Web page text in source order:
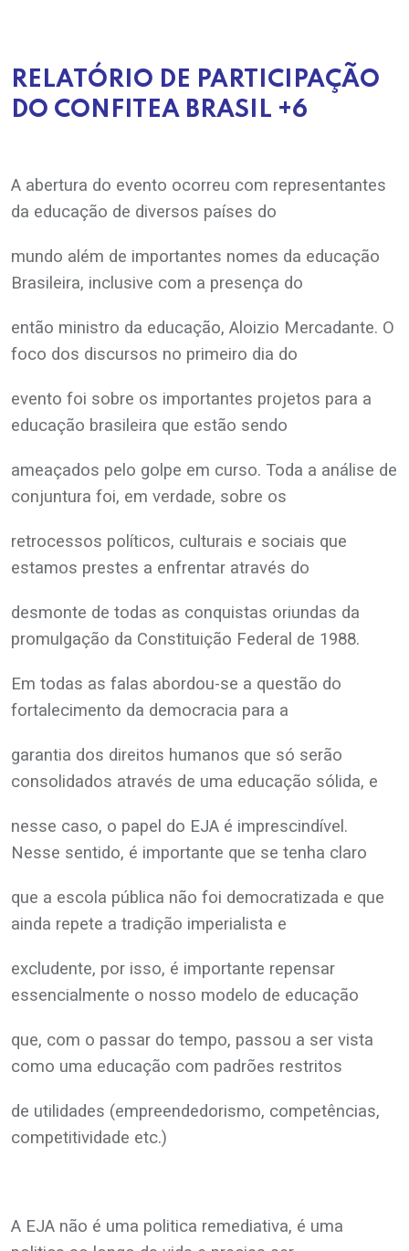
RELATÓRIO DE PARTICIPAÇÃO
DO CONFITEA BRASIL +6
A abertura do evento ocorreu com representantes
da educação de diversos países do
mundo além de importantes nomes da educação
Brasileira, inclusive com a presença do
então ministro da educação, Aloizio Mercadante. O
foco dos discursos no primeiro dia do
evento foi sobre os importantes projetos para a
educação brasileira que estão sendo
ameaçados pelo golpe em curso. Toda a análise de
conjuntura foi, em verdade, sobre os
retrocessos políticos, culturais e sociais que
estamos prestes a enfrentar através do
desmonte de todas as conquistas oriundas da
promulgação da Constituição Federal de 1988.
Em todas as falas abordou-se a questão do
fortalecimento da democracia para a
garantia dos direitos humanos que só serão
consolidados através de uma educação sólida, e
nesse caso, o papel do EJA é imprescindível.
Nesse sentido, é importante que se tenha claro
que a escola pública não foi democratizada e que
ainda repete a tradição imperialista e
excludente, por isso, é importante repensar
essencialmente o nosso modelo de educação
que, com o passar do tempo, passou a ser vista
como uma educação com padrões restritos
de utilidades (empreendedorismo, competências,
competitividade etc.)
A EJA não é uma politica remediativa, é uma